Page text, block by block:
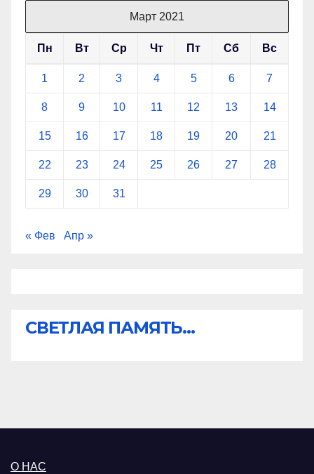
Март 2021
Пн Вт Ср Чт Пт Сб Вс
1 2 3 4 5 6 7
8 9 10 11 12 13 14
15 16 17 18 19 20 21
22 23 24 25 26 27 28
29 30 31
« Фев Апр »
СВЕТЛАЯ ПАМЯТЬ...
О НАС